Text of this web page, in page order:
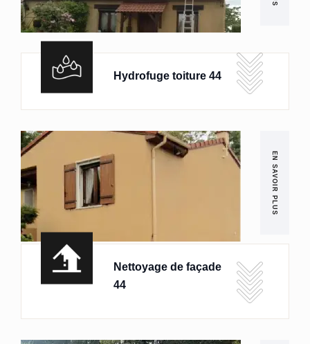
Hydrofuge toiture 44
EN SAVOIR PLUS
Nettoyage de façade
44